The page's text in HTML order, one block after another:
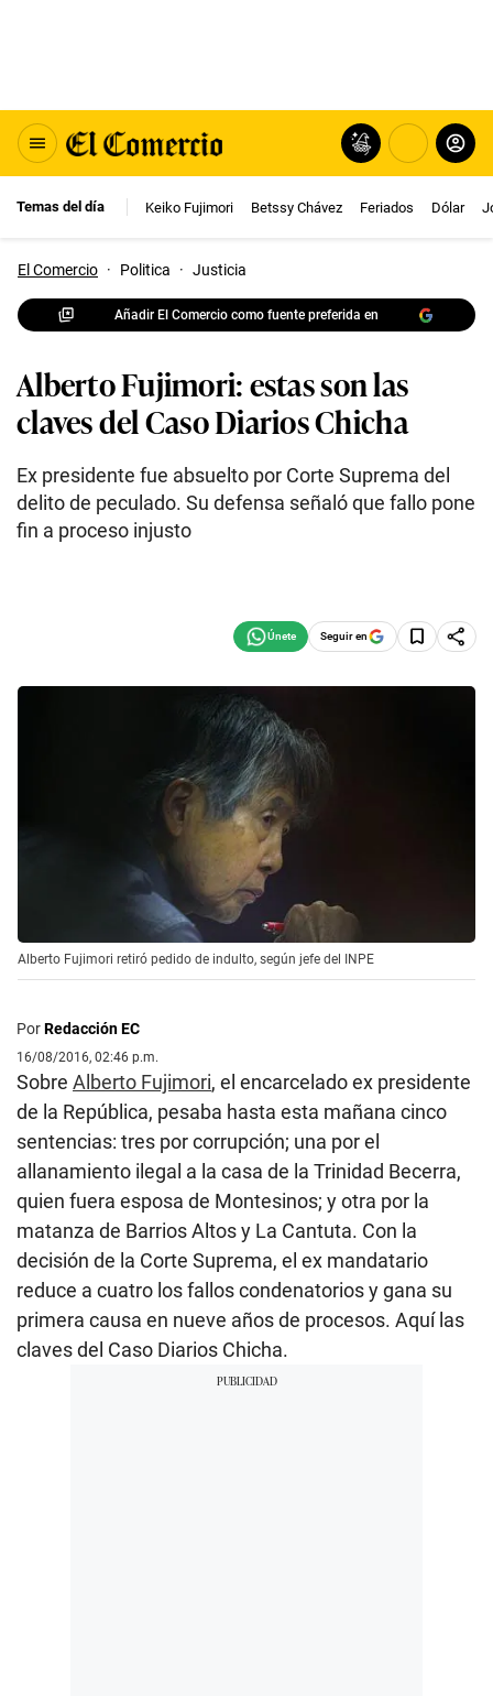
Temas del día Keiko Fujimori Betssy Chávez Feriados Dólar
El Comercio · Politica · Justicia
Añadir El Comercio como fuente preferida en
Alberto Fujimori: estas son las
claves del Caso Diarios Chicha
Ex presidente fue absuelto por Corte Suprema del
delito de peculado. Su defensa señaló que fallo pone
fin a proceso injusto
Seguir en
Alberto Fujimori retiró pedido de indulto, según jefe del INPE
PorRedacción EC
16/08/2016, 02:46 p.m.
Sobre Alberto Fujimori, el encarcelado ex presidente
de la República, pesaba hasta esta mañana cinco
sentencias: tres por corrupción; una por el
allanamiento ilegal a la casa de la Trinidad Becerra,
quien fuera esposa de Montesinos; y otra por la
matanza de Barrios Altos y La Cantuta. Con la
decisión de la Corte Suprema, el ex mandatario
reduce a cuatro los fallos condenatorios y gana su
primera causa en nueve años de procesos. Aquí las
claves del Caso Diarios Chicha.